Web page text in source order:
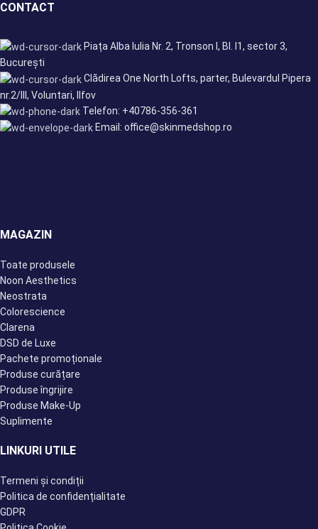
CONTACT
Piața Alba Iulia Nr. 2, Tronson I, Bl. I1, sector 3,
București
Clădirea One North Lofts, parter, Bulevardul Pipera
nr.2/III, Voluntari, Ilfov
Telefon: +40786-356-361
Email: office@skinmedshop.ro
MAGAZIN
Toate produsele
Noon Aesthetics
Neostrata
Colorescience
Clarena
DSD de Luxe
Pachete promoționale
Produse curățare
Produse îngrijire
Produse Make-Up
Suplimente
LINKURI UTILE
Termeni și condiții
Politica de confidențialitate
GDPR